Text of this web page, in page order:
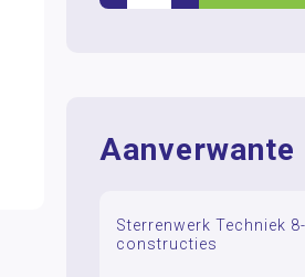
Sterrenwerk Techniek
constructies